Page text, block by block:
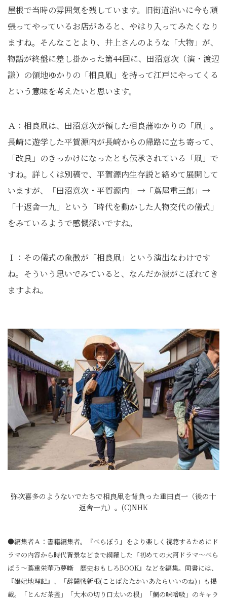
屋根で当時の雰囲気を残しています。旧街道沿いに今も頑
張ってやっているお店があると、やはり入ってみたくなり
ますね。そんなことより、井上さんのような「大物」が、
物語が終盤に差し掛かった第44回に、田沼意次（演・渡辺
謙）の領地ゆかりの「相良凧」を持って江戸にやってくる
という意味を考えたいと思います。
Ａ：相良凧は、田沼意次が領した相良藩ゆかりの「凧」。
長崎に遊学した平賀源内が長崎からの帰路に立ち寄って、
「改良」のきっかけになったとも伝承されている「凧」で
すね。詳しくは別稿で、平賀源内生存説と絡めて展開して
いますが、「田沼意次・平賀源内」→「蔦屋重三郎」→
「十返舎一九」という「時代を動かした人物交代の儀式」
をみているようで感慨深いですね。
Ｉ：その儀式の象徴が「相良凧」という演出なわけです
ね。そういう思いでみていると、なんだか涙がこぼれてき
ますよね。
弥次喜多のようないでたちで相良凧を背負った重田貞一（後の十
返舎一九）。(C)NHK
●編集者Ａ：書籍編集者。『べらぼう』をより楽しく視聴するためにド
ラマの内容から時代背景などまで網羅した『初めての大河ドラマ～べら
ぼう～蔦重栄華乃夢噺 歴史おもしろBOOK』などを編集。同書には、
『娼妃地理記』、「辞闘戦新根(ことばたたかいあたらいいのね)」も掲
載。「とんだ茶釜」「大木の切り口太いの根」「鯛の味噌吸」のキャラ